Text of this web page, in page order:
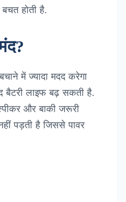
होती है.
में ज्यादा मदद करेगा
बैटरी लाइफ बढ़ सकती है.
और बाकी जरूरी
पड़ती है जिससे पावर